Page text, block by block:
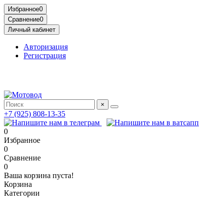
Избранное0
Сравнение0
Личный кабинет
Авторизация
Регистрация
×
+7 (925) 808-13-35
0
Избранное
0
Сравнение
0
Ваша корзина пуста!
Корзина
Категории